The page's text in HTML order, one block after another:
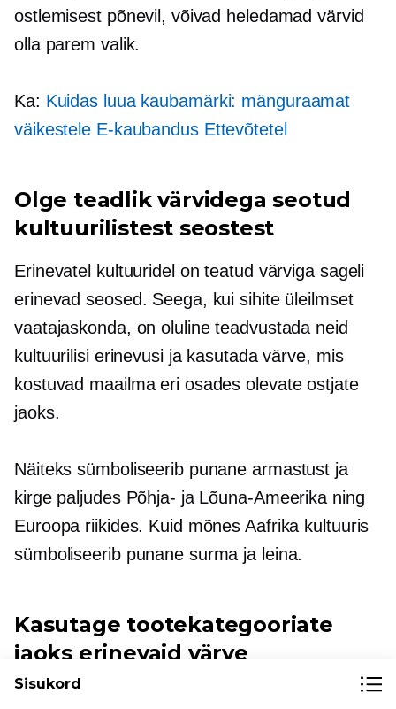
ostlemisest põnevil, võivad heledamad värvid
olla parem valik.
Ka: Kuidas luua kaubamärki: mänguraamat
väikestele E-kaubandusEttevõtetel
Olge teadlik värvidega seotud
kultuurilistest seostest
Erinevatel kultuuridel on teatud värviga sageli
erinevad seosed. Seega, kui sihite üleilmset
vaatajaskonda, on oluline teadvustada neid
kultuurilisi erinevusi ja kasutada värve, mis
kostuvad maailma eri osades olevate ostjate
jaoks.
Näiteks sümboliseerib punane armastust ja
kirge paljudes Põhja- ja Lõuna-Ameerika ning
Euroopa riikides. Kuid mõnes Aafrika kultuuris
sümboliseerib punane surma ja leina.
Kasutage tootekategooriate
jaoks erinevaid värve
Sisukord